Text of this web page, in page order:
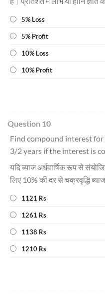
5% Loss
5% Profit
10% Loss
10% Profit
Question 10
Find compound interest
3/2 years if the interest is
यदि ब्याज अर्धवार्षिक रूप से
लिए 10% की दर से चक्रवृद्धि
1121 Rs
1261 Rs
1138 Rs
1210 Rs